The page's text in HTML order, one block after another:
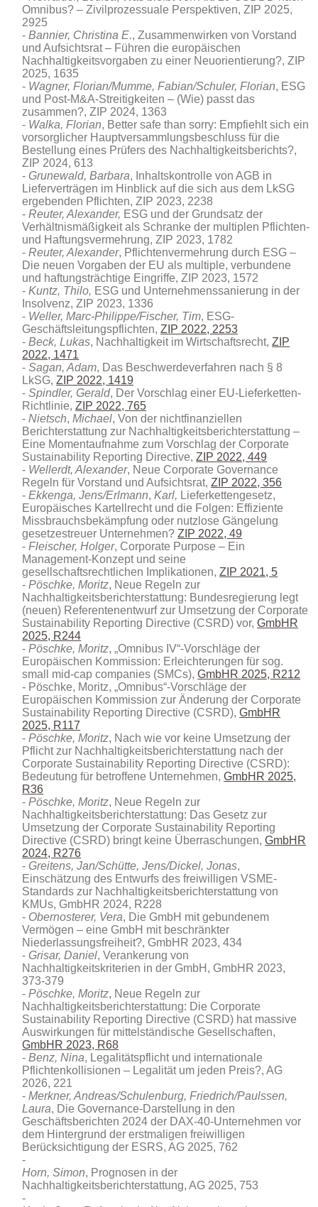
Omnibus? – Zivilprozessuale Perspektiven, ZIP 2025,
2925
Bannier, Christina E., Zusammenwirken von Vorstand
und Aufsichtsrat – Führen die europäischen
Nachhaltigkeitsvorgaben zu einer Neuorientierung?, ZIP
2025, 1635
Wagner, Florian/Mumme, Fabian/Schuler, Florian, ESG
und Post-M&A-Streitigkeiten – (Wie) passt das
zusammen?, ZIP 2024, 1363
Walka, Florian, Better safe than sorry: Empfiehlt sich ein
vorsorglicher Hauptversammlungsbeschluss für die
Bestellung eines Prüfers des Nachhaltigkeitsberichts?,
ZIP 2024, 613
Grunewald, Barbara, Inhaltskontrolle von AGB in
Lieferverträgen im Hinblick auf die sich aus dem LkSG
ergebenden Pflichten, ZIP 2023, 2238
Reuter, Alexander, ESG und der Grundsatz der
Verhältnismäßigkeit als Schranke der multiplen Pflichten-
und Haftungsvermehrung, ZIP 2023, 1782
Reuter, Alexander, Pflichtenvermehrung durch ESG –
Die neuen Vorgaben der EU als multiple, verbundene
und haftungsträchtige Eingriffe, ZIP 2023, 1572
Kuntz, Thilo, ESG und Unternehmenssanierung in der
Insolvenz, ZIP 2023, 1336
Weller, Marc-Philippe/Fischer, Tim, ESG-
Geschäftsleitungspflichten,ZIP 2022, 2253
Beck, Lukas, Nachhaltigkeit im Wirtschaftsrecht,ZIP
2022, 1471
Sagan, Adam, Das Beschwerdeverfahren nach § 8
LkSG,ZIP 2022, 1419
Spindler, Gerald, Der Vorschlag einer EU-Lieferketten-
Richtlinie,ZIP 2022, 765
Nietsch,Michael, Von der nichtfinanziellen
Berichterstattung zur Nachhaltigkeitsberichterstattung –
Eine Momentaufnahme zum Vorschlag der Corporate
Sustainability Reporting Directive,ZIP 2022, 449
Wellerdt, Alexander, Neue Corporate Governance
Regeln für Vorstand und Aufsichtsrat,ZIP 2022, 356
Ekkenga, Jens/Erlmann,Karl, Lieferkettengesetz,
Europäisches Kartellrecht und die Folgen: Effiziente
Missbrauchsbekämpfung oder nutzlose Gängelung
gesetzestreuer Unternehmen?ZIP 2022, 49
Fleischer, Holger, Corporate Purpose – Ein
Management-Konzept und seine
gesellschaftsrechtlichen Implikationen,ZIP 2021, 5
Pöschke, Moritz, Neue Regeln zur
Nachhaltigkeitsberichterstattung: Bundesregierung legt
(neuen) Referentenentwurf zur Umsetzung der Corporate
Sustainability Reporting Directive (CSRD) vor,GmbHR
2025, R244
Pöschke, Moritz, „Omnibus IV“-Vorschläge der
Europäischen Kommission: Erleichterungen für sog.
small mid-cap companies (SMCs), GmbHR 2025, R212
Pöschke, Moritz, „Omnibus“-Vorschläge der
Europäischen Kommission zur Änderung der Corporate
Sustainability Reporting Directive (CSRD),GmbHR
2025, R117
Pöschke, Moritz, Nach wie vor keine Umsetzung der
Pflicht zur Nachhaltigkeitsberichterstattung nach der
Corporate Sustainability Reporting Directive (CSRD):
Bedeutung für betroffene Unternehmen,GmbHR 2025,
R36
Pöschke, Moritz, Neue Regeln zur
Nachhaltigkeitsberichterstattung: Das Gesetz zur
Umsetzung der Corporate Sustainability Reporting
Directive (CSRD) bringt keine Überraschungen,GmbHR
2024, R276
Greitens, Jan/Schütte, Jens/Dickel, Jonas,
Einschätzung des Entwurfs des freiwilligen VSME-
Standards zur Nachhaltigkeitsberichterstattung von
KMUs, GmbHR 2024, R228
Obernosterer, Vera, Die GmbH mit gebundenem
Vermögen – eine GmbH mit beschränkter
Niederlassungsfreiheit?, GmbHR 2023, 434
Grisar, Daniel, Verankerung von
Nachhaltigkeitskriterien in der GmbH, GmbHR 2023,
373-379
Pöschke, Moritz, Neue Regeln zur
Nachhaltigkeitsberichterstattung: Die Corporate
Sustainability Reporting Directive (CSRD) hat massive
Auswirkungen für mittelständische Gesellschaften,
GmbHR 2023, R68
Benz, Nina, Legalitätspflicht und internationale
Pflichtenkollisionen – Legalität um jeden Preis?, AG
2026, 221
Merkner, Andreas/Schulenburg, Friedrich/Paulssen,
Laura, Die Governance-Darstellung in den
Geschäftsberichten 2024 der DAX‑40-Unternehmen vor
dem Hintergrund der erstmaligen freiwilligen
Berücksichtigung der ESRS, AG 2025, 762
Horn, Simon, Prognosen in der
Nachhaltigkeitsberichterstattung, AG 2025, 753